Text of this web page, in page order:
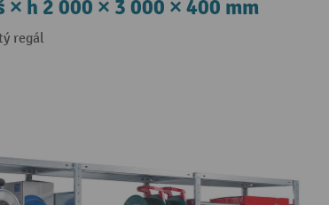
h 2 000 × 3 000 × 400 mm
regál